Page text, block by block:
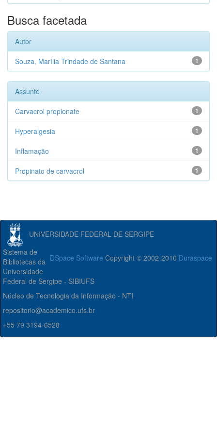
Busca facetada
Autor
1
Souza, Marília Trindade de Santana
Assunto
1
Carvacrol propionate
1
Hyperalgesia
1
Inflamação
1
Propinato de carvacrol
UNIVERSIDADE FEDERAL DE SERGIPE
DSpace Software Copyright © 2002-2010 Duraspace
Sistema de
Bibliotecas da
Universidade
Federal de Sergipe - SIBIUFS
Núcleo de Tecnologia da Informação - NTI
repositorio@academico.ufs.br
+55 79 3194-6528